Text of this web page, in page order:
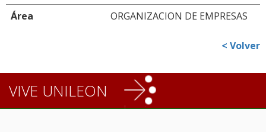
Área
ORGANIZACION DE EMPRESAS
< Volver
VIVE UNILEON